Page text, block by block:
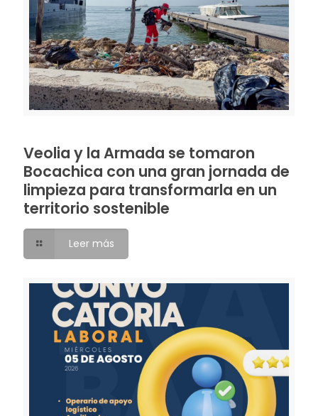
Veolia y la Armada se tomaron
Bocachica con una gran jornada de
limpieza para transformarla en un
territorio sostenible
Leer más